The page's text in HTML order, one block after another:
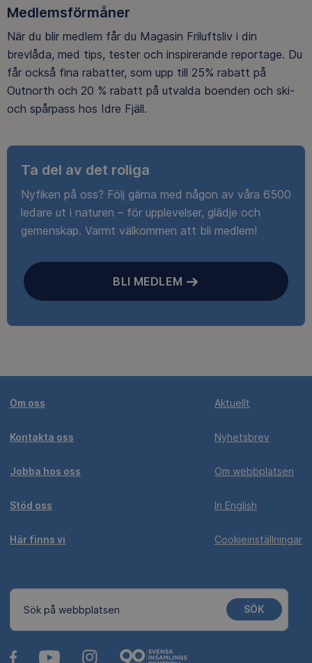
Medlemsförmåner
När du blir medlem får du Magasin Friluftsliv i din
brevlåda, med tips, tester och inspirerande reportage. Du
får också fina rabatter, som upp till 25% rabatt på
Outnorth och 20 % rabatt på utvalda boenden och ski-
och spårpass hos Idre Fjäll.
Ta del av det roliga
Nyfiken på oss? Följ gärna med någon av våra 6500
ledare ut i naturen – för upplevelser, glädje och
gemenskap. Varmt välkommen att bli medlem!
BLI MEDLEM
Om oss
Kontakta oss
Jobba hos oss
Stöd oss
Här finns vi
Aktuellt
Nyhetsbrev
Om webbplatsen
In English
Cookieinställningar
Sök på webbplatsen SÖK